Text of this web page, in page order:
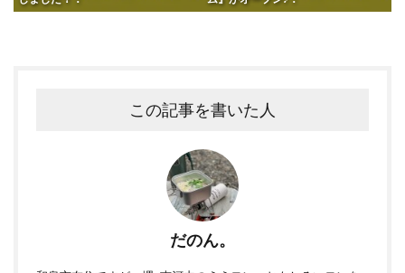
この記事を書いた人
だのん。